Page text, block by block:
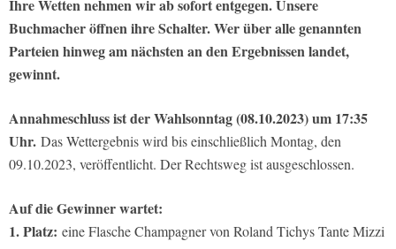
Ihre Wetten nehmen wir ab sofort entgegen. Unsere
Buchmacher öffnen ihre Schalter. Wer über alle genannten
Parteien hinweg am nächsten an den Ergebnissen landet,
gewinnt.
Annahmeschluss ist der Wahlsonntag (08.10.2023) um 17:35
Uhr. Das Wettergebnis wird bis einschließlich Montag, den
09.10.2023, veröffentlicht. Der Rechtsweg ist ausgeschlossen.
Auf die Gewinner wartet:
1. Platz: eine Flasche Champagner von Roland Tichys Tante Mizzi